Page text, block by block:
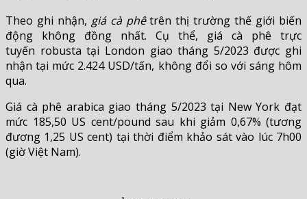
Theo ghi nhận, giá cà phêtrên thị trường thế giới biến
động không đồng nhất. Cụ thể, giá cà phê trực
tuyến robusta tại London giao tháng 5/2023 được ghi
nhận tại mức 2.424 USD/tấn, không đổi so với sáng hôm
qua.
Giá cà phê arabica giao tháng 5/2023 tại New York đạt
mức 185,50 US cent/pound sau khi giảm 0,67% (tương
đương 1,25 US cent) tại thời điểm khảo sát vào lúc 7h00
(giờ Việt Nam).